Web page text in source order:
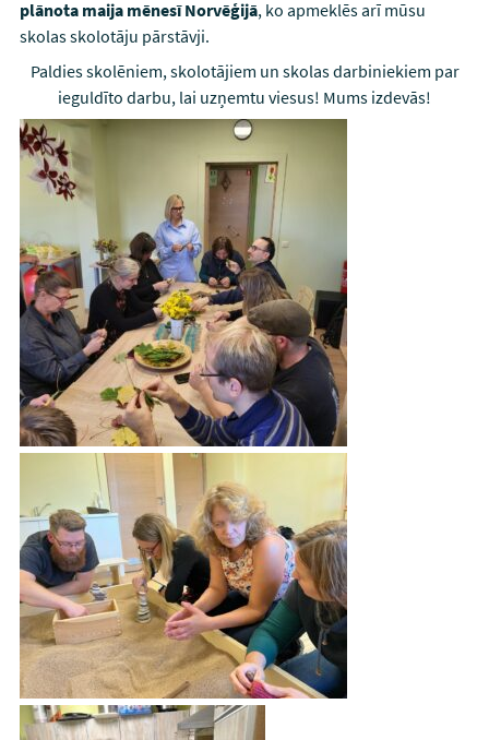
plānota maija mēnesī Norvēģijā, ko apmeklēs arī mūsu
skolas skolotāju pārstāvji.
Paldies skolēniem, skolotājiem un skolas darbiniekiem par
ieguldīto darbu, lai uzņemtu viesus! Mums izdevās!